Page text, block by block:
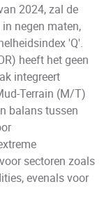
2024, zal de
negen maten,
'Q'.
heeft het geen
integreert
Terrain (M/T)
balans tussen
sectoren zoals
evenals voor